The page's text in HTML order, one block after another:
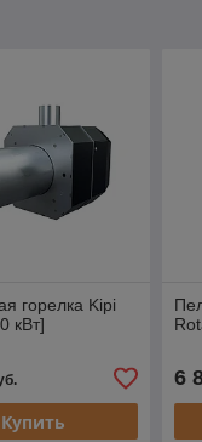
горелка Kipi
кВт]
Купить
6